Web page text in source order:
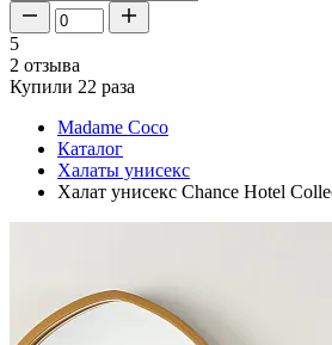
5
2 отзыва
Купили 22 раза
Madame Coco
Каталог
Халаты унисекс
Халат унисекс Chance Hotel